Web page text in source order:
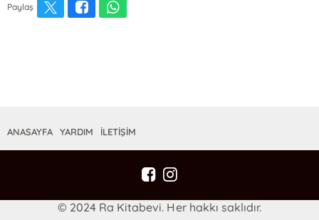
Paylaş
ANASAYFA YARDIM İLETİŞİM
© 2024 Ra Kitabevi. Her hakkı saklıdır.